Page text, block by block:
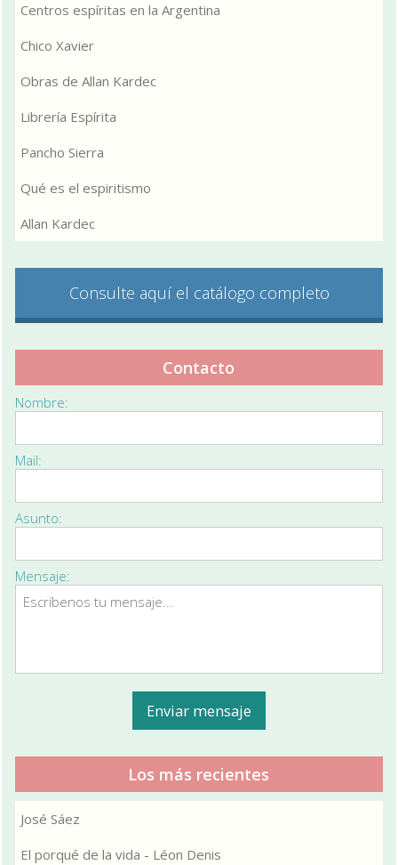
Centros espíritas en la Argentina
Chico Xavier
Obras de Allan Kardec
Librería Espírita
Pancho Sierra
Qué es el espiritismo
Allan Kardec
Consulte aquí el catálogo completo
Contacto
Nombre:
Mail:
Asunto:
Mensaje:
Los más recientes
José Sáez
El porqué de la vida - Léon Denis